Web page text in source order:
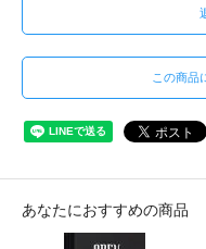
この商品
あなたにおすすめの商品